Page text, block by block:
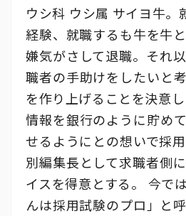
ウシ科 ウシ属 サイヨ牛。
経験、就職するも牛を牛
嫌気がさして退職。それ
職者の手助けをしたいと
を作り上げることを決意
情報を銀行のように貯め
せるようにとの想いで採
別編集長として求職者側
イスを得意とする。 今で
んは採用試験のプロ」と